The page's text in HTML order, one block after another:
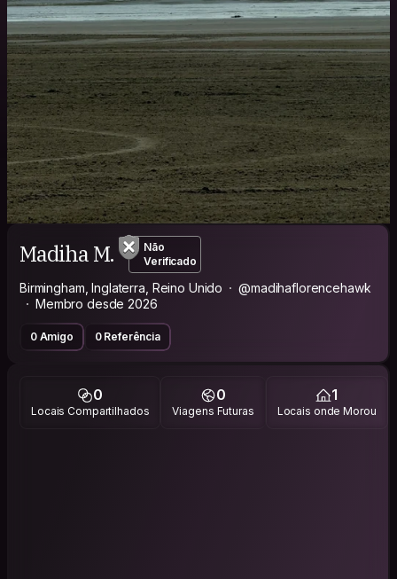
Madiha M.
Não
Verificado
Birmingham, Inglaterra, Reino Unido
@madihaflorencehawk
Membro desde 2026
0 Amigo 0 Referência
0
Locais Compartilhados
0
Viagens Futuras
1
Locais onde Morou